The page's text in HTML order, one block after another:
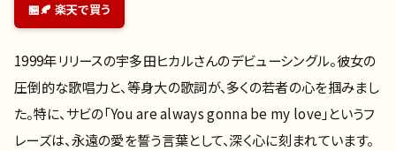
🍂 楽天で買う
1999年リリースの宇多田ヒカルさんのデビューシングル。彼女の
圧倒的な歌唱力と、等身大の歌詞が、多くの若者の心を掴みまし
た。特に、サビの「You are always gonna be my love」というフ
レーズは、永遠の愛を誓う言葉として、深く心に刻まれています。